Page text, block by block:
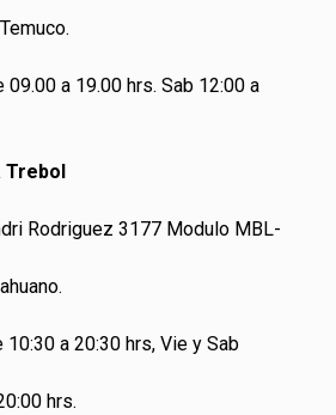
09.00 a 19.00 hrs. Sab 12:00 a
Trebol
Rodriguez 3177 Modulo MBL-
10:30 a 20:30 hrs, Vie y Sab
hrs.